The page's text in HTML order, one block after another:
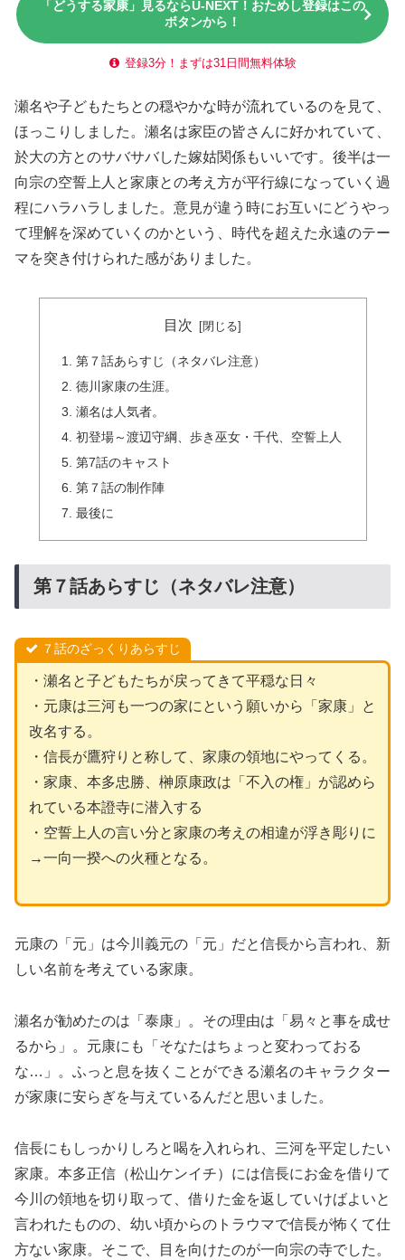
「どうする家康」見るならU-NEXT！おためし登録はこの
ボタンから！
登録3分！まずは31日間無料体験
瀬名や子どもたちとの穏やかな時が流れているのを見て、
ほっこりしました。瀬名は家臣の皆さんに好かれていて、
於大の方とのサバサバした嫁姑関係もいいです。後半は一
向宗の空誓上人と家康との考え方が平行線になっていく過
程にハラハラしました。意見が違う時にお互いにどうやっ
て理解を深めていくのかという、時代を超えた永遠のテー
マを突き付けられた感がありました。
目次
第７話あらすじ（ネタバレ注意）
徳川家康の生涯。
瀬名は人気者。
初登場～渡辺守綱、歩き巫女・千代、空誓上人
第7話のキャスト
第７話の制作陣
最後に
第７話あらすじ（ネタバレ注意）
７話のざっくりあらすじ
・瀬名と子どもたちが戻ってきて平穏な日々
・元康は三河も一つの家にという願いから「家康」と
改名する。
・信長が鷹狩りと称して、家康の領地にやってくる。
・家康、本多忠勝、榊原康政は「不入の権」が認めら
れている本證寺に潜入する
・空誓上人の言い分と家康の考えの相違が浮き彫りに
→一向一揆への火種となる。
元康の「元」は今川義元の「元」だと信長から言われ、新
しい名前を考えている家康。
瀬名が勧めたのは「泰康」。その理由は「易々と事を成せ
るから」。元康にも「そなたはちょっと変わっておる
な…」。ふっと息を抜くことができる瀬名のキャラクター
が家康に安らぎを与えているんだと思いました。
信長にもしっかりしろと喝を入れられ、三河を平定したい
家康。本多正信（松山ケンイチ）には信長にお金を借りて
今川の領地を切り取って、借りた金を返していけばよいと
言われたものの、幼い頃からのトラウマで信長が怖くて仕
方ない家康。そこで、目を向けたのが一向宗の寺でした。